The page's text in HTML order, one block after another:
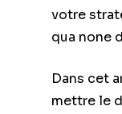
votre
qua none
Dans cet
mettre le